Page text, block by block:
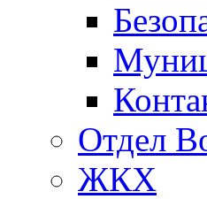
Отдел
ЖКХ